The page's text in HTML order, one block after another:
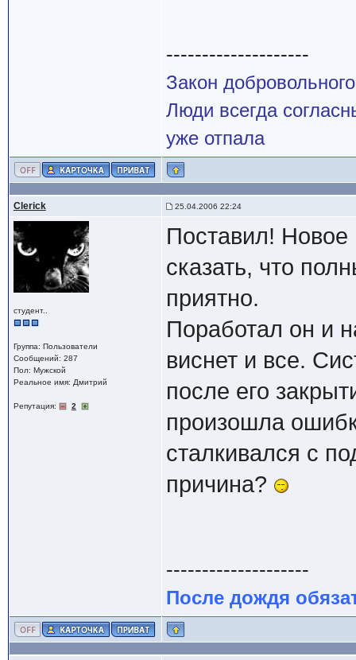
--------------------
Закон
Люди всегда
уже отпала
Clerick 25.04.2006 22:24
студент..
Группа: Пользователи
Сообщений: 287
Пол: Мужской
Реальное имя: Дмитрий
Репутация: 2
Поставил!
сказать, что
приятно.
Поработал он и
виснет и все.
после его
произошла
сталкивался с
причина?
--------------------
После дождя